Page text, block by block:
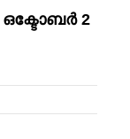
ഒക്ടോബർ 2